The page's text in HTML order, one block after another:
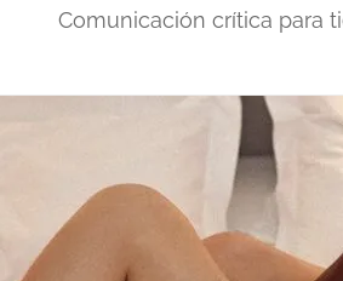
Comunicación crítica para